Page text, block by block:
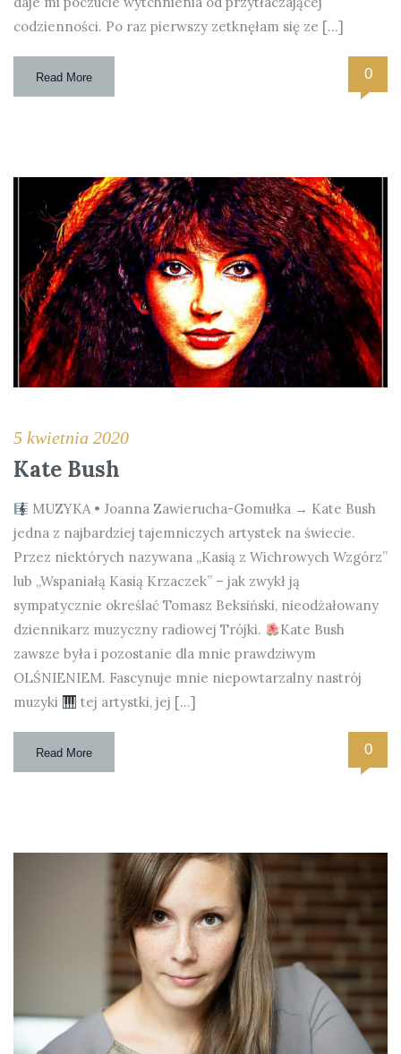
codzienności. Po raz pierwszy zetknęłam się ze […]
Read More 0
5 kwietnia 2020
Kate Bush
MUZYKA • Joanna Zawierucha-Gomułka → Kate Bush
jedna z najbardziej tajemniczych artystek na świecie.
Przez niektórych nazywana „Kasią z Wichrowych Wzgórz”
lub „Wspaniałą Kasią Krzaczek” – jak zwykł ją
sympatycznie określać Tomasz Beksiński, nieodżałowany
dziennikarz muzyczny radiowej Trójki.
Kate Bush
zawsze była i pozostanie dla mnie prawdziwym
OLŚNIENIEM. Fascynuje mnie niepowtarzalny nastrój
muzyki
tej artystki, jej […]
Read More 0